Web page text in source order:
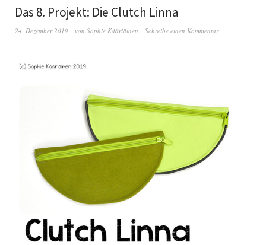
Das 8. Projekt: Die Clutch Linna
24. Dezember 2019 von Sophie Kääriäinen Schreibe einen Kommentar